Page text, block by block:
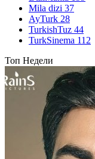
Mila dizi 37
AyTurk 28
TurkishTuz 44
TurkSinema 112
Топ Недели